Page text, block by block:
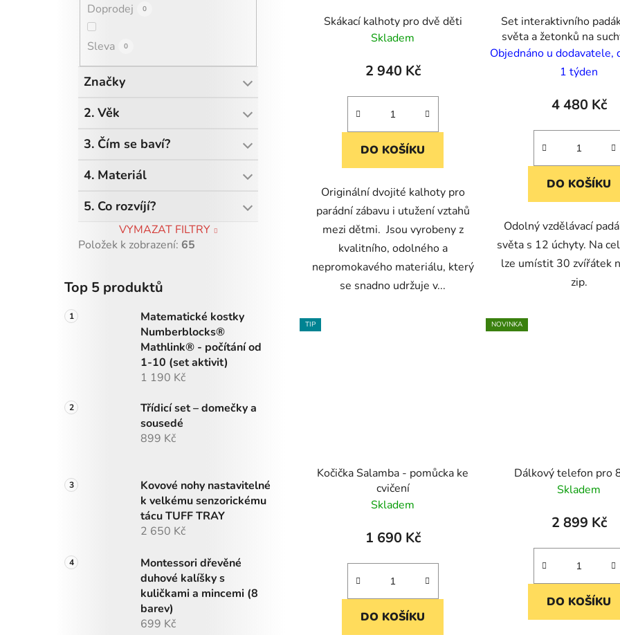
Doprodej 0
Sleva 0
Značky
2. Věk
3. Čím se baví?
4. Materiál
5. Co rozvíjí?
VYMAZAT FILTRY
Položek k zobrazení: 65
Top 5 produktů
Matematické kostky
Numberblocks®
Mathlink® - počítání od
1-10 (set aktivit)
1 190 Kč
Třídicí set – domečky a
sousedé
899 Kč
Kovové nohy nastavitelné
k velkému senzorickému
tácu TUFF TRAY
2 650 Kč
Montessori dřevěné
duhové kalíšky s
kuličkami a mincemi (8
barev)
699 Kč
Skákací kalhoty pro dvě děti
Skladem
2 940 Kč
DO KOŠÍKU
Originální dvojité kalhoty pro
parádní zábavu i utužení vztahů
mezi dětmi. Jsou vyrobeny z
kvalitního, odolného a
nepromokavého materiálu, který
se snadno udržuje v...
Set interaktivního
světa a žetonků na
zvířátky
Objednáno u dodavatele,
1 týden
4 480 Kč
DO KOŠÍKU
Odolný vzdělávací
světa s 12 úchyty. Na
lze umístit 30 zvířátek
zip.
TIP
Kočička Salamba - pomůcka ke
cvičení
Skladem
1 690 Kč
DO KOŠÍKU
NOVINKA
Dálkový telefon pro
Skladem
2 899 Kč
DO KOŠÍKU